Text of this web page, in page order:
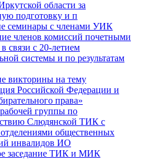
области за
подготовку и п
семинары с членами УИК
членов комиссий почетными
связи с 20-летием
системы и по результатам
викторины на тему
Российской Федерации и
права»
группы по
Слюдянской ТИК с
общественных
инвалидов ИО
заседание ТИК и МИК